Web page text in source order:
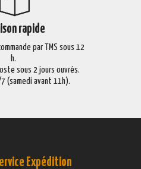
rapide
par TMS sous 12
h.
sous 2 jours ouvrés.
(samedi avant 11h).
Expédition